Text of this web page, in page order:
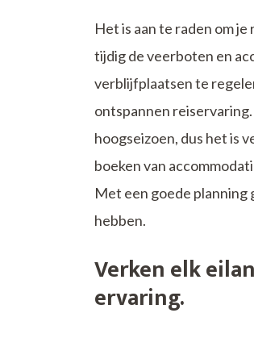
Het is aan te raden om
tijdig de veerboten en
verblijfplaatsen te
ontspannen
hoogseizoen, dus het is
boeken van
Met een goede planning
hebben.
Verken elk
ervaring.